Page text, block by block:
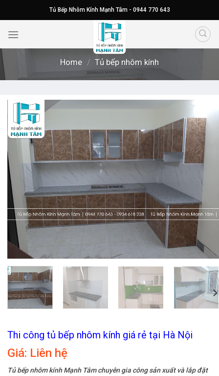
to
content
Tủ Bếp Nhôm Kính Mạnh Tâm - 0944 770 643
Home / Tủ bếp nhôm kính
Thi công tủ bếp nhôm kính giá rẻ tại Hà Nội
Giá: Liên hệ
Tủ bếp nhôm kính Mạnh Tâm chuyên gia công sản xuất và lắp đặt